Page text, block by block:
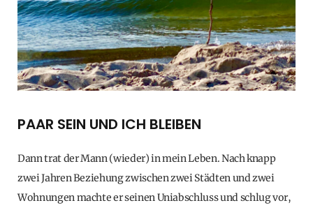
PAAR SEIN UND ICH BLEIBEN
Dann trat der Mann (wieder) in mein Leben. Nach knapp
zwei Jahren Beziehung zwischen zwei Städten und zwei
Wohnungen machte er seinen Uniabschluss und schlug vor,